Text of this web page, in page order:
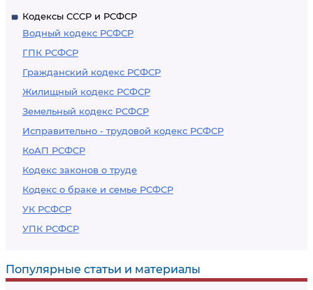
Кодексы СССР и РСФСР
Водный кодекс РСФСР
ГПК РСФСР
Гражданский кодекс РСФСР
Жилищный кодекс РСФСР
Земельный кодекс РСФСР
Исправительно - трудовой кодекс РСФСР
КоАП РСФСР
Кодекс законов о труде
Кодекс о браке и семье РСФСР
УК РСФСР
УПК РСФСР
Популярные статьи и материалы